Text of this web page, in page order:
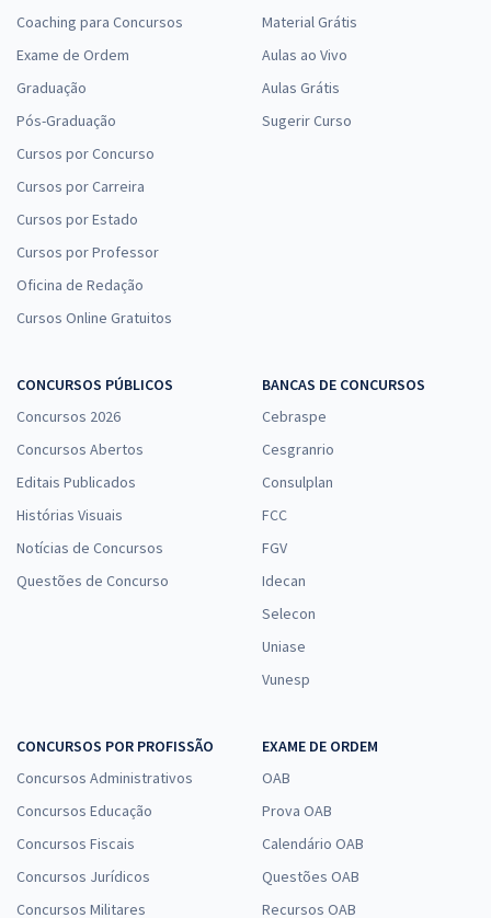
Comprar
Coaching para Concursos
Exame de Ordem
Graduação
Pós-Graduação
Cursos por Concurso
Cursos por Carreira
Cursos por Estado
Cursos por Professor
Oficina de Redação
Cursos Online Gratuitos
Material Grátis
Aulas ao Vivo
Aulas Grátis
Sugerir Curso
CONCURSOS PÚBLICOS
Concursos 2026
Concursos Abertos
Editais Publicados
Histórias Visuais
Notícias de Concursos
Questões de Concurso
BANCAS DE CONCURSOS
Cebraspe
Cesgranrio
Consulplan
FCC
FGV
Idecan
Selecon
Uniase
Vunesp
CONCURSOS POR PROFISSÃO
Concursos Administrativos
Concursos Educação
Concursos Fiscais
Concursos Jurídicos
Concursos Militares
EXAME DE ORDEM
OAB
Prova OAB
Calendário OAB
Questões OAB
Recursos OAB